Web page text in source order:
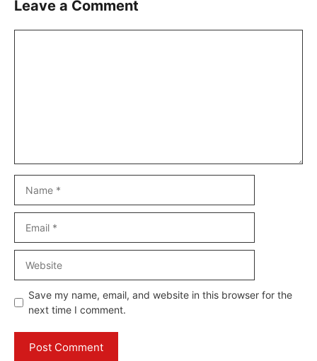
Leave a Comment
Save my name, email, and website in this browser for the
next time I comment.